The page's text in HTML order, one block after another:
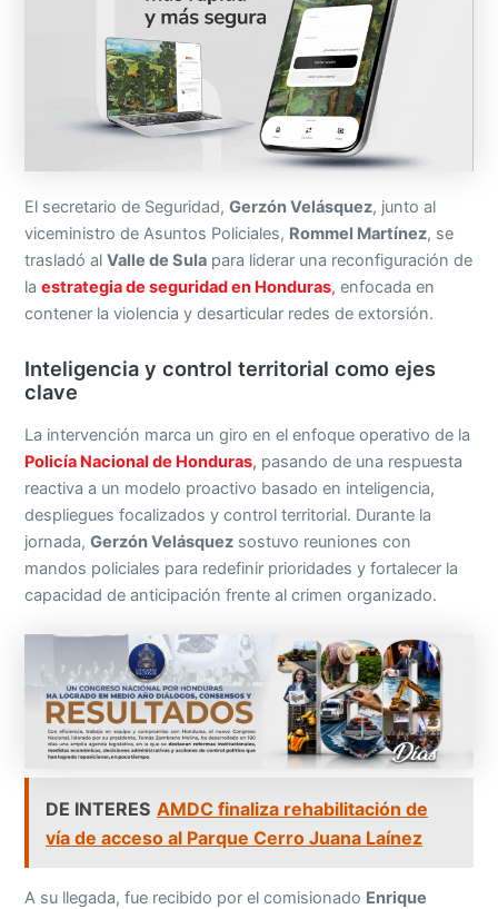
El secretario de Seguridad,Gerzón Velásquez, junto al
viceministro de Asuntos Policiales, Rommel Martínez, se
trasladó alValle de Sula para liderar una reconfiguración de
laestrategia de seguridad en Honduras,enfocada en
contener la violencia y desarticular redes de extorsión.
Inteligencia y control territorial como ejes
clave
La intervención marca un giro en el enfoque operativo de la
Policía Nacional de Honduras, pasando de una respuesta
reactiva a un modelo proactivo basado en inteligencia,
despliegues focalizados y control territorial. Durante la
jornada,Gerzón Velásquez sostuvo reuniones con
mandos policiales para redefinir prioridades y fortalecer la
capacidad de anticipación frente al crimen organizado.
DE INTERES AMDC finaliza rehabilitación de
vía de acceso al Parque Cerro Juana Laínez
A su llegada, fue recibido por el comisionado Enrique